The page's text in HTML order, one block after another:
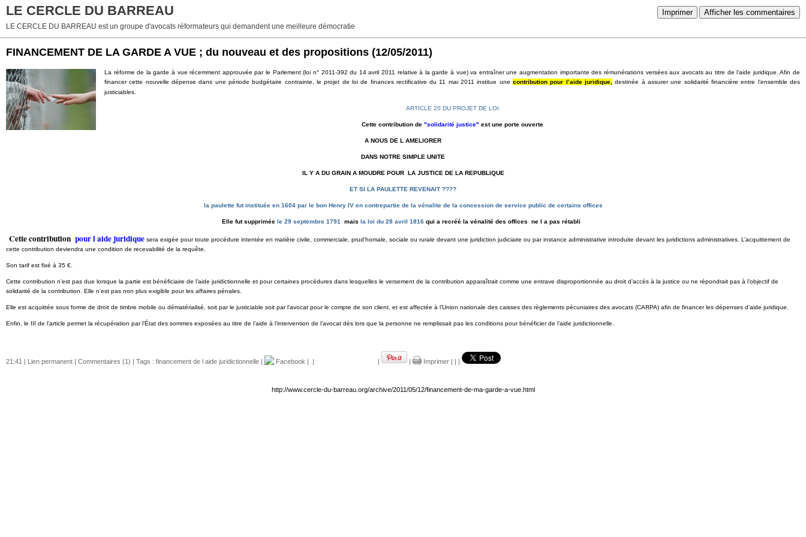
Imprimer Afficher les commentaires
LE CERCLE DU BARREAU
LE CERCLE DU BARREAU est un groupe d'avocats réformateurs qui demandent une meilleure démocratie
FINANCEMENT DE LA GARDE A VUE ; du nouveau et des propositions (12/05/2011)
La réforme de la garde à vue récemment approuvée par le Parlement (loi n° 2011-392 du 14 avril 2011 relative à la garde à vue) va entraîner une augmentation importante des rémunérations versées aux avocats au titre de l’aide juridique. Afin de
financer cette nouvelle dépense dans une période budgétaire contrainte, le projet de loi de finances rectificative du 11 mai 2011 institue unecontribution pour l’aide juridique,
destinée à assurer une solidarité financière entre l’ensemble des
justiciables.
ARTICLE 20 DU PROJET DE LOI
Cette contribution de"solidarité justice" est une porte ouverte
A NOUS DE L AMELIORER
DANS NOTRE SIMPLE UNITE
IL Y A DU GRAIN A MOUDRE POUR LA JUSTICE DE LA REPUBLIQUE
ET SI LA PAULETTE REVENAIT ????
la paulette fut instituée en 1604 par le bon Henry IV en contrepartie de la vénalite de la concession de service public de certains offices
Elle fut supprimée le 29 septembre 1791 mais la loi du 28 avril 1816 qui a recréé la vénalité des offices ne l a pas rétabli
Cette contribution pour l aide juridique sera exigée pour toute procédure intentée en matière civile, commerciale, prud’homale, sociale ou rurale devant une juridiction judiciaire ou par instance administrative introduite devant les juridictions administratives. L’acquittement de
cette contribution deviendra une condition de recevabilité de la requête.
Son tarif est fixé à 35 €.
Cette contribution n’est pas due lorsque la partie est bénéficiaire de l’aide juridictionnelle et pour certaines procédures dans lesquelles le versement de la contribution apparaîtrait comme une entrave disproportionnée au droit d’accès à la justice ou ne répondrait pas à l’objectif de
solidarité de la contribution. Elle n’est pas non plus exigible pour les affaires pénales.
Elle est acquittée sous forme de droit de timbre mobile ou dématérialisé, soit par le justiciable soit par l’avocat pour le compte de son client, et est affectée à l’Union nationale des caisses des règlements pécuniaires des avocats (CARPA) afin de financer les dépenses d’aide juridique.
Enfin, le III de l’article permet la récupération par l’État des sommes exposées au titre de l’aide à l’intervention de l’avocat dès lors que la personne ne remplissait pas les conditions pour bénéficier de l’aide juridictionnelle.
21:41 | Lien permanent | Commentaires (1) | Tags : financement de l aide juridictionnelle | Facebook | | | | Imprimer | | |
http://www.cercle-du-barreau.org/archive/2011/05/12/financement-de-ma-garde-a-vue.html